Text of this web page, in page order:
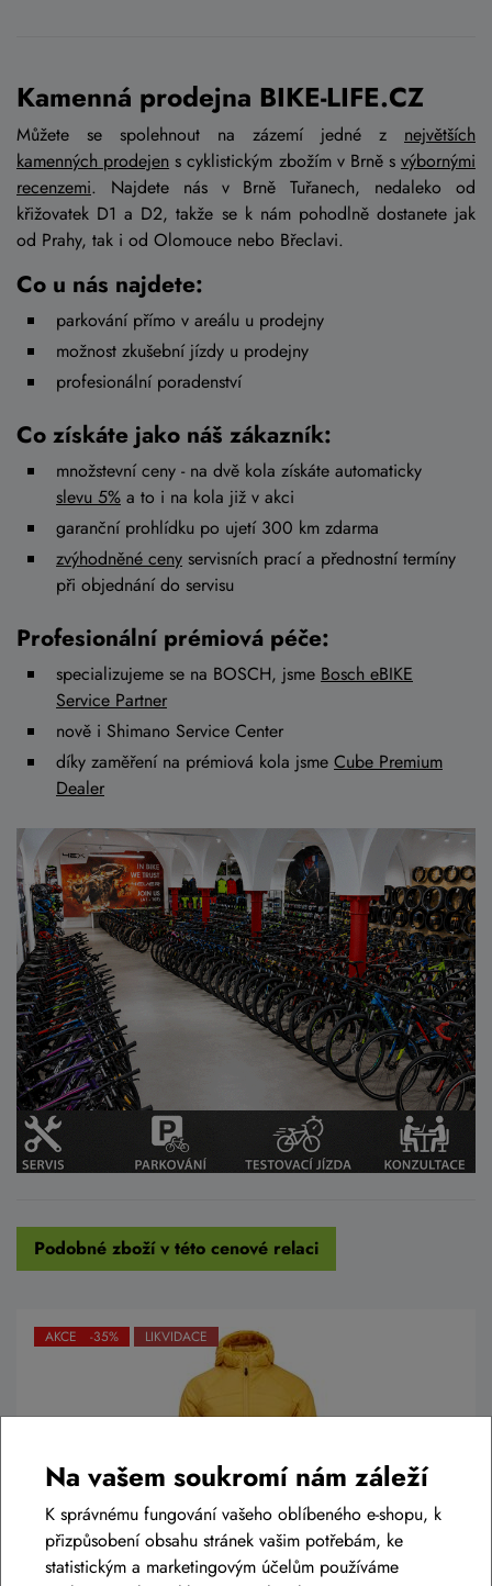
Kamenná prodejna BIKE-LIFE.CZ
Můžete se spolehnout na zázemí jedné z největších
kamenných prodejen s cyklistickým zbožím v Brně s výbornými
recenzemi. Najdete nás v Brně Tuřanech, nedaleko od
křižovatek D1 a D2, takže se k nám pohodlně dostanete jak
od Prahy, tak i od Olomouce nebo Břeclavi.
Co u nás najdete:
parkování přímo v areálu u prodejny
možnost zkušební jízdy u prodejny
profesionální poradenství
Co získáte jako náš zákazník:
množstevní ceny - na dvě kola získáte automaticky
slevu 5% a to i na kola již v akci
garanční prohlídku po ujetí 300 km zdarma
zvýhodněné ceny servisních prací a přednostní termíny
při objednání do servisu
Profesionální prémiová péče:
specializujeme se na BOSCH, jsme Bosch eBIKE
Service Partner
nově i Shimano Service Center
díky zaměření na prémiová kola jsme Cube Premium
Dealer
Podobné zboží v této cenové relaci
AKCE -35% LIKVIDACE
Na vašem soukromí nám záleží
K správnému fungování vašeho oblíbeného e-shopu, k
přizpůsobení obsahu stránek vašim potřebám, ke
statistickým a marketingovým účelům používáme